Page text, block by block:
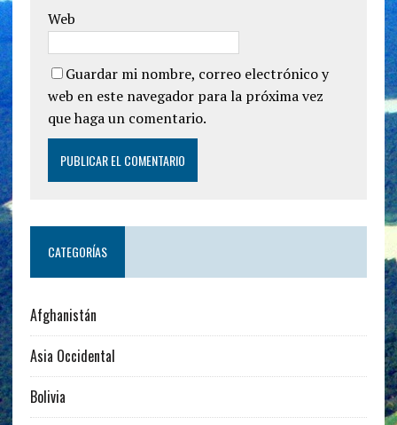
Web
Guardar mi nombre, correo electrónico y
web en este navegador para la próxima vez
que haga un comentario.
CATEGORÍAS
Afghanistán
Asia Occidental
Bolivia